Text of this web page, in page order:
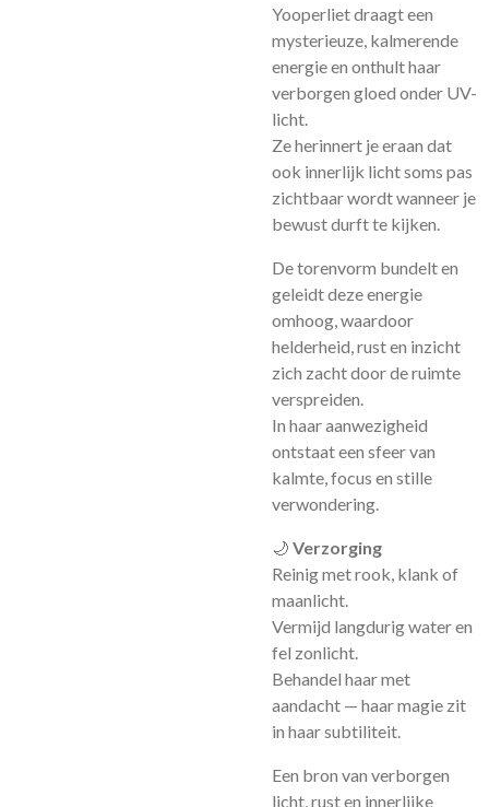
Yooperliet draagt een
mysterieuze, kalmerende
energie en onthult haar
verborgen gloed onder UV-
licht.
Ze herinnert je eraan dat
ook innerlijk licht soms pas
zichtbaar wordt wanneer je
bewust durft te kijken.
De torenvorm bundelt en
geleidt deze energie
omhoog, waardoor
helderheid, rust en inzicht
zich zacht door de ruimte
verspreiden.
In haar aanwezigheid
ontstaat een sfeer van
kalmte, focus en stille
verwondering.
🌙 Verzorging
Reinig met rook, klank of
maanlicht.
Vermijd langdurig water en
fel zonlicht.
Behandel haar met
aandacht — haar magie zit
in haar subtiliteit.
Een bron van verborgen
licht, rust en innerlijke